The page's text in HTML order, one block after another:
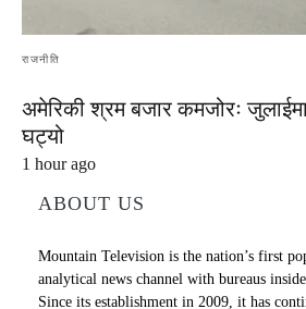
राजनीति
अमेरिकी श्रम बजार कमजोरः
घट्यो
1 hour ago
ABOUT US
Mountain Television is the nation’s first
analytical news channel with bureaus
Since its establishment in 2009, it has